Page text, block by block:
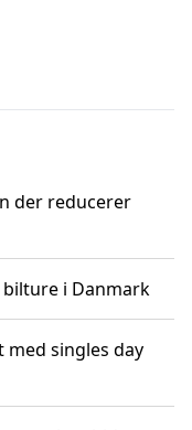
der reducerer
i Danmark
singles day